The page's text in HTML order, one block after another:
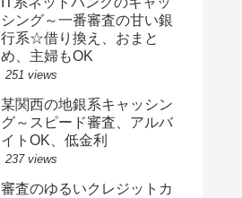
シング～一番審査の甘い銀
行系☆借り換え、おまと
め、主婦もOK
251 views
某関西の地銀系キャッシン
グ～スピード審査、アルバ
イトOK、低金利
237 views
審査のゆるいクレジットカ